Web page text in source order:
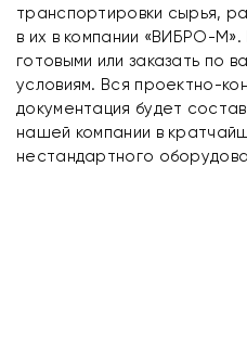
транспортировки сырья,
в их в компании «ВИБРО-М».
готовыми или заказать по
условиям. Вся проектно-
документация будет
нашей компании в
нестандартного